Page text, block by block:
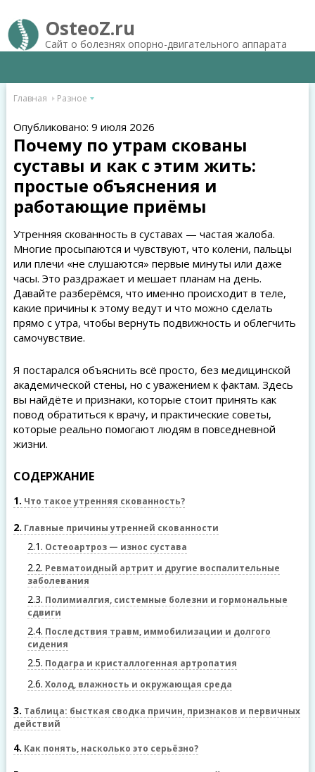
OsteoZ.ru
Сайт о болезнях опорно-двигательного аппарата
Главная Разное
Опубликовано: 9 июля 2026
Почему по утрам скованы
суставы и как с этим жить:
простые объяснения и
работающие приёмы
Утренняя скованность в суставах — частая жалоба.
Многие просыпаются и чувствуют, что колени, пальцы
или плечи «не слушаются» первые минуты или даже
часы. Это раздражает и мешает планам на день.
Давайте разберёмся, что именно происходит в теле,
какие причины к этому ведут и что можно сделать
прямо с утра, чтобы вернуть подвижность и облегчить
самочувствие.
Я постарался объяснить всё просто, без медицинской
академической стены, но с уважением к фактам. Здесь
вы найдёте и признаки, которые стоит принять как
повод обратиться к врачу, и практические советы,
которые реально помогают людям в повседневной
жизни.
СОДЕРЖАНИЕ
1 Что такое утренняя скованность?
2 Главные причины утренней скованности
2.1 Остеоартроз — износ сустава
2.2 Ревматоидный артрит и другие воспалительные
заболевания
2.3 Полимиалгия, системные болезни и гормональные
сдвиги
2.4 Последствия травм, иммобилизации и долгого
сидения
2.5 Подагра и кристаллогенная артропатия
2.6 Холод, влажность и окружающая среда
3 Таблица: бысткая сводка причин, признаков и первичных
действий
4 Как понять, насколько это серьёзно?